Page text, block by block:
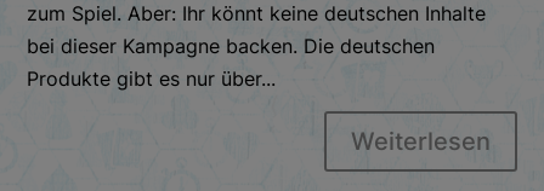
zum Spiel. Aber: Ihr könnt keine deutschen Inhalte
bei dieser Kampagne backen. Die deutschen
Produkte gibt es nur über...
Weiterlesen